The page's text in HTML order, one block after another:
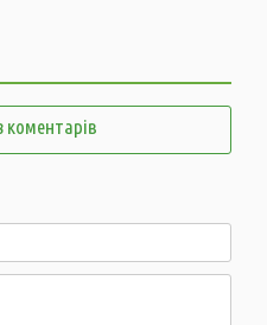
коментарів